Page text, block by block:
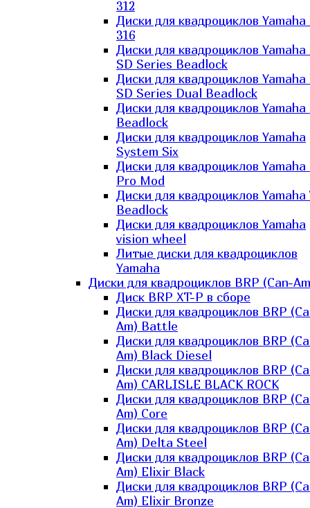
312
Диски для квадроциклов
316
Диски для квадроциклов
SD Series Beadlock
Диски для квадроциклов
SD Series Dual Beadlock
Диски для квадроциклов Yamaha
Beadlock
Диски для квадроциклов Yamaha
System Six
Диски для квадроциклов Yamaha
Pro Mod
Диски для квадроциклов Yamaha
Beadlock
Диски для квадроциклов Yamaha
vision wheel
Литые диски для квадроциклов
Yamaha
Диски для квадроциклов BRP (Can-
Диск BRP XT-P в сборе
Диски для квадроциклов BRP
Am) Battle
Диски для квадроциклов BRP
Am) Black Diesel
Диски для квадроциклов BRP
Am) CARLISLE BLACK ROCK
Диски для квадроциклов BRP
Am) Core
Диски для квадроциклов BRP
Am) Delta Steel
Диски для квадроциклов BRP
Am) Elixir Black
Диски для квадроциклов BRP
Am) Elixir Bronze